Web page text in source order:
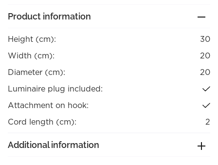
Product information
Height (cm):
30
Width (cm):
20
Diameter (cm):
20
Luminaire plug included:
Attachment on hook:
Cord length (cm):
2
Additional information